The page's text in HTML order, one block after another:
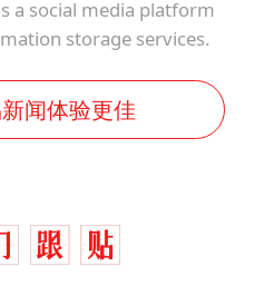
a social media platform
storage services.
闻体验更佳